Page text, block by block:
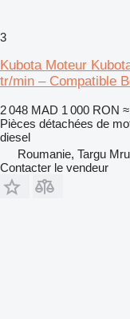
3
Kubota Moteur
tr/min – Compatible
2 048 MAD 1 000 RON
Pièces détachées de
diesel
Roumanie, Targu
Contacter le vendeur